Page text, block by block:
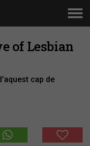
of Lesbian
cap de